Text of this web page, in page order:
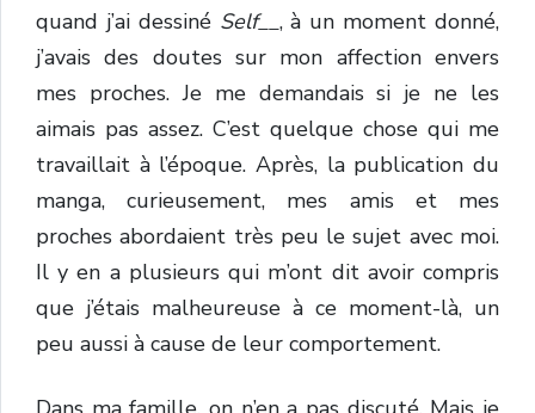
quand j’ai dessiné Self__, à un moment donné,
j’avais des doutes sur mon affection envers
mes proches. Je me demandais si je ne les
aimais pas assez. C’est quelque chose qui me
travaillait à l’époque. Après, la publication du
manga, curieusement, mes amis et mes
proches abordaient très peu le sujet avec moi.
Il y en a plusieurs qui m’ont dit avoir compris
que j’étais malheureuse à ce moment-là, un
peu aussi à cause de leur comportement.